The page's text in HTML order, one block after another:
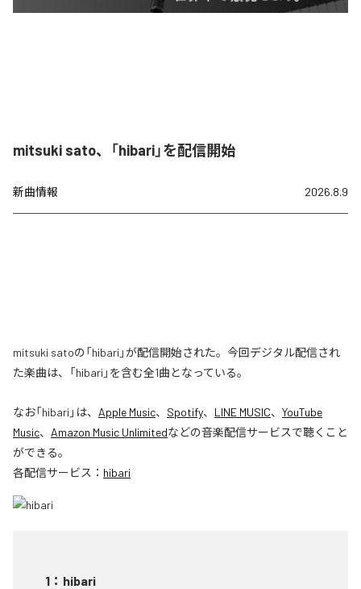
mitsuki sato、「hibari」を配信開始
新曲情報 2026.8.9
mitsuki satoの「hibari」が配信開始された。今回デジタル配信され
た楽曲は、「hibari」を含む全1曲となっている。
なお「hibari 」は、 Apple Music、 Spotify、 LINE MUSIC、 YouTube
Music、 Amazon Music Unlimitedなどの音楽配信サービスで聴くこと
ができる。
各配信サービス： hibari
1 ： hibari